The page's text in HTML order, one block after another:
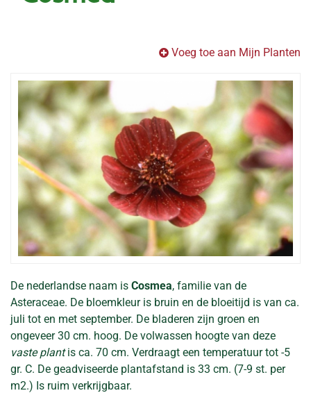
Voeg toe aan Mijn Planten
De nederlandse naam is Cosmea, familie van de
Asteraceae. De bloemkleur is bruin en de bloeitijd is van ca.
juli tot en met september. De bladeren zijn groen en
ongeveer 30 cm. hoog. De volwassen hoogte van deze
vaste plantis ca. 70 cm. Verdraagt een temperatuur tot -5
gr. C. De geadviseerde plantafstand is 33 cm. (7-9 st. per
m2.) Is ruim verkrijgbaar.